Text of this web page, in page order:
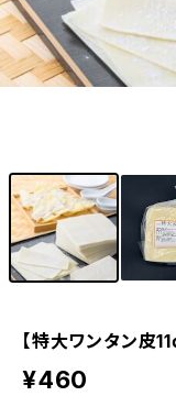
【特大ワンタン皮
¥460